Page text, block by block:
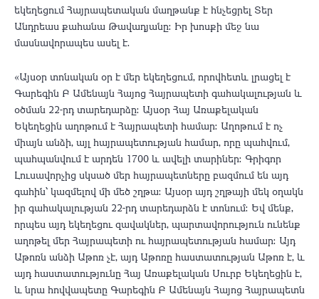
եկեղեցում Հայրապետական մաղթանք է հնչեցրել Տեր
Անդրեաս քահանա Թավադյանը։ Իր խոսքի մեջ նա
մասնավորապես ասել է․
«Այսօր տոնական օր է մեր եկեղեցում, որովհետև լրացել է
Գարեգին Բ Ամենայն Հայոց Հայրապետի գահակալության և
օծման 22-րդ տարեդարձը։ Այսօր Հայ Առաքելական
Եկեղեցին աղոթում է Հայրապետի համար։ Աղոթում է ոչ
միայն անձի, այլ հայրապետության համար, որը պահվում,
պահպանվում է արդեն 1700 և ավելի տարիներ։ Գրիգոր
Լուսավորչից սկսած մեր հայրապետները բազմում են այդ
գահին՝ կազմելով մի մեծ շղթա։ Այսօր այդ շղթայի մեկ օղակն
իր գահակալության 22-րդ տարեդարձն է տոնում։ Եվ մենք,
որպես այդ եկեղեցու զավակներ, պարտավորություն ունենք
աղոթել մեր Հայրապետի ու հայրապետության համար։ Այդ
Աթոռն անձի Աթոռ չէ, այդ Աթոռը հաստատության Աթոռ է, և
այդ հաստատությունը Հայ Առաքելական Սուրբ Եկեղեցին է,
և նրա հովվապետը Գարեգին Բ Ամենայն Հայոց Հայրապետն